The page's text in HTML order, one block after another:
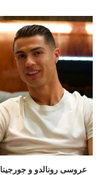
عروسی رونالدو و جورجینا ۲۰۲۶؛ ۱۰ چهره خارج از فهرست